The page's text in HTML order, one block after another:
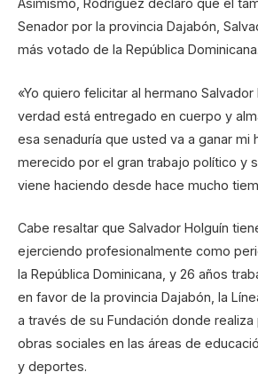
Asimismo, Rodríguez declaró que el
Senador por la provincia Dajabón,
más votado de la República Dominicana.
«Yo quiero felicitar al hermano
verdad está entregado en cuerpo y
esa senaduría que usted va a ganar mi
merecido por el gran trabajo político y
viene haciendo desde hace mucho
Cabe resaltar que Salvador Holguín
ejerciendo profesionalmente como
la República Dominicana, y 26 años
en favor de la provincia Dajabón, la
a través de su Fundación donde
obras sociales en las áreas de
y deportes.